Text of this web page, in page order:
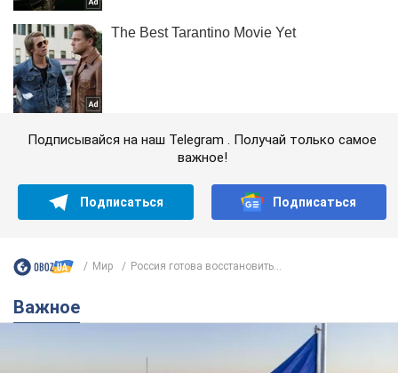
Подписывайся на наш Telegram . Получай только самое
важное!
Подписаться Подписаться
Мир Россия готова восстановить...
Важное